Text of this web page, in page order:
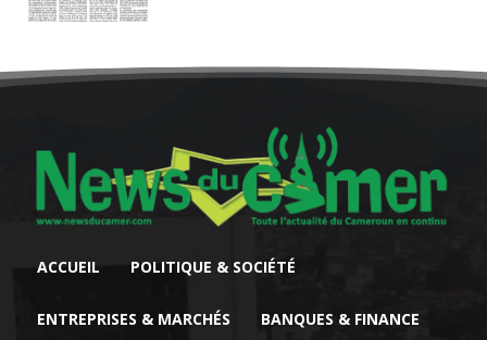
ACCUEIL POLITIQUE & SOCIÉTÉ
ENTREPRISES & MARCHÉS BANQUES & FINANCE